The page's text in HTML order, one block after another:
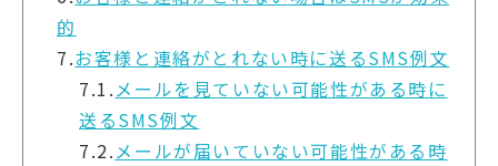
的
7.お客様と連絡がとれない時に送るSMS例文
7.1.メールを見ていない可能性がある時に
送るSMS例文
7.2.メールが届いていない可能性がある時